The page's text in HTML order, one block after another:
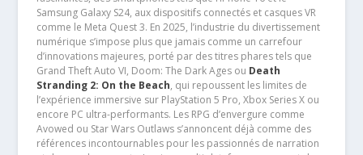
Samsung Galaxy S24, aux dispositifs connectés et casques VR
comme le Meta Quest 3. En 2025, l’industrie du divertissement
numérique s’impose plus que jamais comme un carrefour
d’innovations majeures, porté par des titres phares tels que
Grand Theft Auto VI, Doom: The Dark Ages ou Death
Stranding 2: On the Beach, qui repoussent les limites de
l’expérience immersive sur PlayStation 5 Pro, Xbox Series X ou
encore PC ultra-performants. Les RPG d’envergure comme
Avowed ou Star Wars Outlaws s’annoncent déjà comme des
références incontournables pour les passionnés de narration